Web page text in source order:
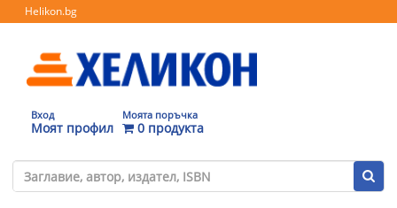
Helikon.bg
Вход
Моят профил
Моята поръчка
0 продукта